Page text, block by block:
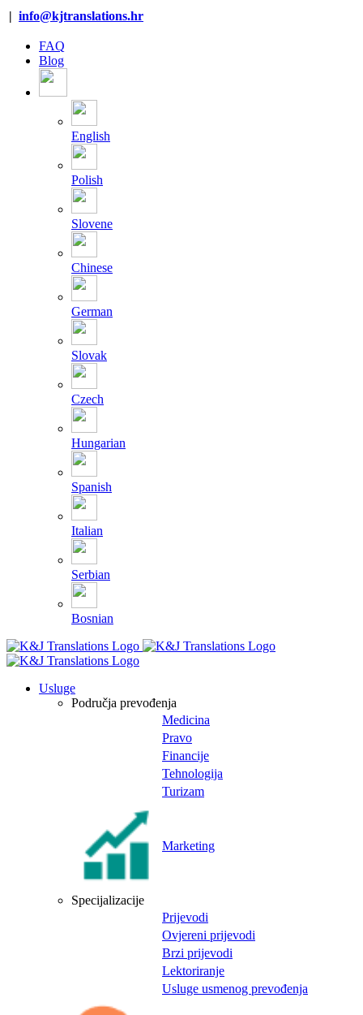
Skip
to
content
| info@kjtranslations.hr
FAQ
Blog
English
Polish
Slovene
Chinese
German
Slovak
Czech
Hungarian
Spanish
Italian
Serbian
Bosnian
Usluge
Područja prevođenja
Medicina
Pravo
Financije
Tehnologija
Turizam
Marketing
Specijalizacije
Prijevodi
Ovjereni prijevodi
Brzi prijevodi
Lektoriranje
Usluge usmenog prevođenja